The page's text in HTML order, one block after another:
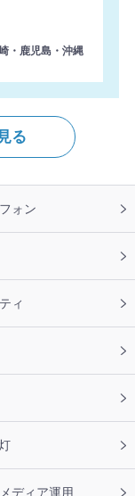
せを頂きまし
・鹿児島・沖縄
る
ォン
ィ
ディア運用